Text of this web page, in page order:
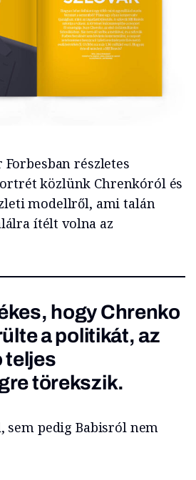
részletes
közlünk Chrenkóról és
modellről, ami talán
ítélt volna az
hogy Chrenko
a politikát, az
teljes
törekszik.
sem pedig Babisról nem